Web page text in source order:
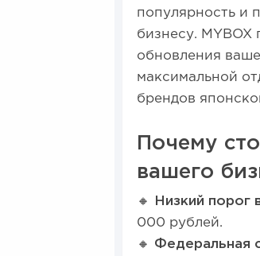
популярность и
бизнесу.
обновления
максимальной
брендов
Почему
вашего
🔸 Низкий порог
000 рублей.
🔸 Федеральная